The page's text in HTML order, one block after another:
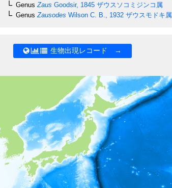
Genus Zaus Goodsir, 1845 ザウスソコミジンコ属
Genus Zausodes Wilson C. B., 1932 ザウスモドキ属
生物出現レコード →